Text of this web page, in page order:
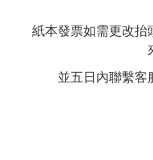
紙本發票如需更改抬
並五日內聯繫客